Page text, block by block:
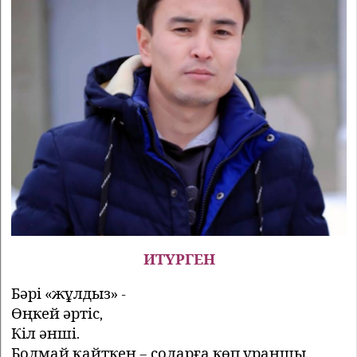
ИТҮРГЕН
Бәрі «жұлдыз» -
Өңкей әртіс,
Кіл әнші.
Болмай қайткен – соларға көп ұраншы.